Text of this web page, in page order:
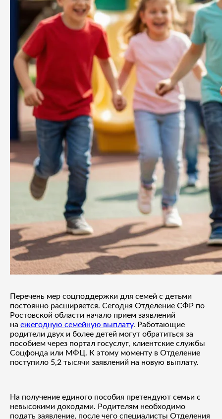
Перечень мер соцподдержки для семей с детьми
постоянно расширяется. Сегодня Отделение СФР по
Ростовской области начало прием заявлений
на ежегодную семейную выплату. Работающие
родители двух и более детей могут обратиться за
пособием через портал госуслуг, клиентские службы
Соцфонда или МФЦ. К этому моменту в Отделение
поступило 5,2 тысячи заявлений на новую выплату.
На получение единого пособия претендуют семьи с
невысокими доходами. Родителям необходимо
подать заявление, после чего специалисты Отделения